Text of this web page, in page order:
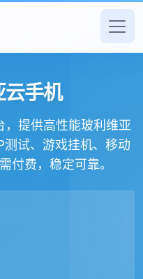
手机
，提供高性能玻利维亚
试、游戏挂机、移动
付费，稳定可靠。